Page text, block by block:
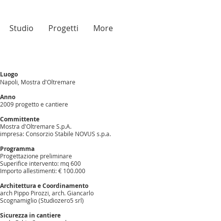
Studio Progetti More
Luogo
Napoli, Mostra d'Oltremare
Anno
2009 progetto e cantiere
Committente
Mostra d'Oltremare S.p.A.
impresa: Consorzio Stabile NOVUS s.p.a.
Programma
Progettazione preliminare
Superifice intervento: mq 600
Importo allestimenti: € 100.000
Architettura e Coordinamento
arch Pippo Pirozzi, arch. Giancarlo
Scognamiglio (Studiozero5 srl)
Sicurezza in cantiere